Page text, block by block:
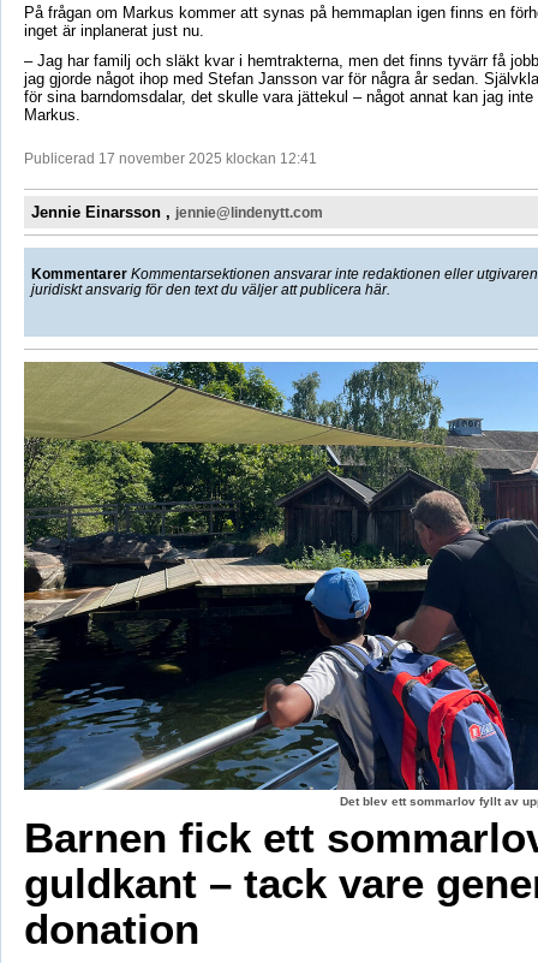
På frågan om Markus kommer att synas på hemmaplan igen finns en
inget är inplanerat just nu.
– Jag har familj och släkt kvar i hemtrakterna, men det finns tyvärr få
jag gjorde något ihop med Stefan Jansson var för några år sedan.
för sina barndomsdalar, det skulle vara jättekul – något annat kan jag
Markus.
Publicerad 17 november 2025 klockan 12:41
Jennie Einarsson , jennie@lindenytt.com
Kommentarer Kommentarsektionen ansvarar inte redaktionen eller
juridiskt ansvarig för den text du väljer att publicera här.
Det blev ett sommarlov fyllt av
Barnen fick ett
guldkant – tack vare
donation